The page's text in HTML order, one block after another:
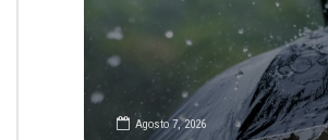
Agosto 7, 2026